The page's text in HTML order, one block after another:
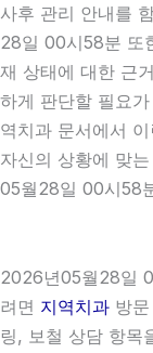
사후 관리 안내를
28일 00시58분 또
재 상태에 대한 근
하게 판단할 필요
역치과 문서에서
자신의 상황에 맞
05월28일 00시58
2026년05월28일
려면 지역치과 방
링, 보철 상담 항목